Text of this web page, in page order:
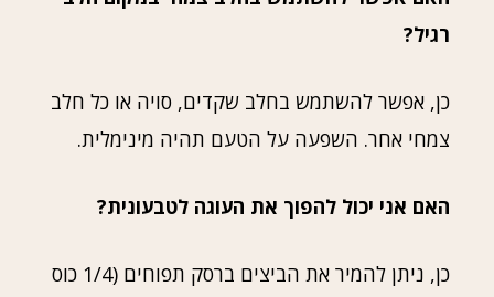
רגיל?
כן, אפשר להשתמש בחלב שקדים, סויה או כל חלב
צמחי אחר. השפעה על הטעם תהיה מינימלית.
האם אני יכול להפוך את העוגה לטבעונית?
כן, ניתן להמיר את הביצים ברסק תפוחים (1/4 כוס